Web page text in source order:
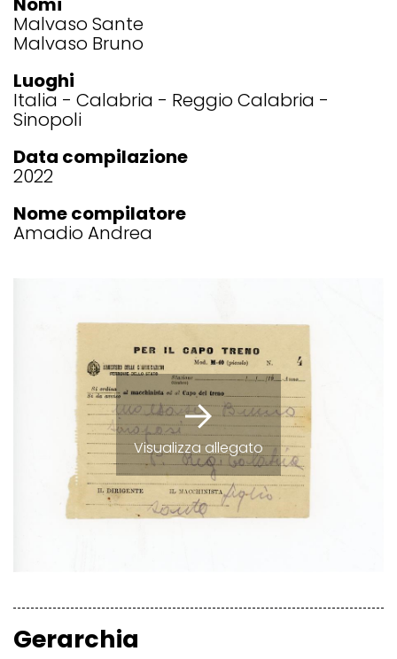
Visualizza allegato
Gerarchia
Malvaso Sante
Malvaso Bruno
Luoghi
Italia Calabria Reggio Calabria
Sinopoli
Data compilazione
2022
Nome compilatore
Amadio Andrea